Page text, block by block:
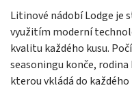
Litinové nádobí Lodge je
využitím moderní
kvalitu každého kusu.
seasoningu konče,
kterou vkládá do